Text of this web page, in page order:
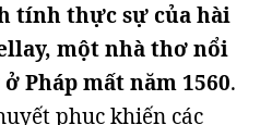
tính thực sự của hài
một nhà thơ nổi
Pháp mất năm 1560.
phục khiến các